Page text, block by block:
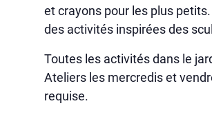
et crayons pour les plus
des activités inspirées des
Toutes les activités dans le
Ateliers les mercredis et
requise.